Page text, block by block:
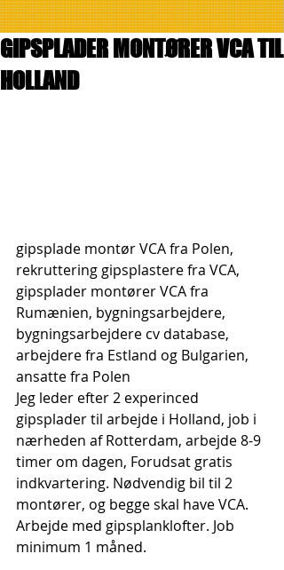
GIPSPLADER MONTØRER VCA TIL
HOLLAND
gipsplade montør VCA fra Polen,
rekruttering gipsplastere fra VCA,
gipsplader montører VCA fra
Rumænien, bygningsarbejdere,
bygningsarbejdere cv database,
arbejdere fra Estland og Bulgarien,
ansatte fra Polen
Jeg leder efter 2 experinced
gipsplader til arbejde i Holland, job i
nærheden af Rotterdam, arbejde 8-9
timer om dagen, Forudsat gratis
indkvartering. Nødvendig bil til 2
montører, og begge skal have VCA.
Arbejde med gipsplanklofter. Job
minimum 1 måned.